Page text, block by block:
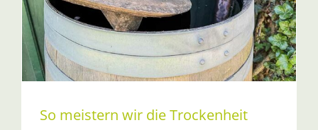
So meistern wir die Trockenheit